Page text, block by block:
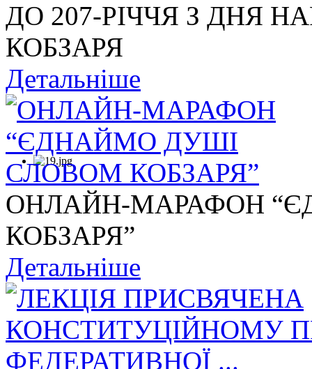
ДО 207-РІЧЧЯ З ДНЯ
КОБЗАРЯ
Детальніше
ОНЛАЙН-МАРАФОН
КОБЗАРЯ”
Детальніше